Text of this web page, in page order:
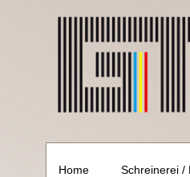
Home Schreinerei /